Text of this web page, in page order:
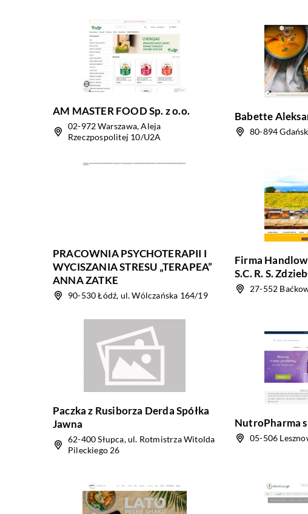
AM MASTER FOOD Sp. z o.o.
02-972 Warszawa, Aleja
Rzeczpospolitej 10/U2A
Babette
80-894
PRACOWNIA PSYCHOTERAPII I
WYCISZANIA STRESU „TERAPEA”
ANNA ZATKE
90-530 Łódź, ul. Wólczańska 164/19
Firma
S.C. R. S.
27-552
Paczka z Rusiborza Derda Spółka
Jawna
62-400 Słupca, ul. Rotmistrza Witolda
Pileckiego 26
NutroPharma
05-506